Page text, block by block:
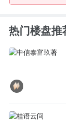
热门楼盘推